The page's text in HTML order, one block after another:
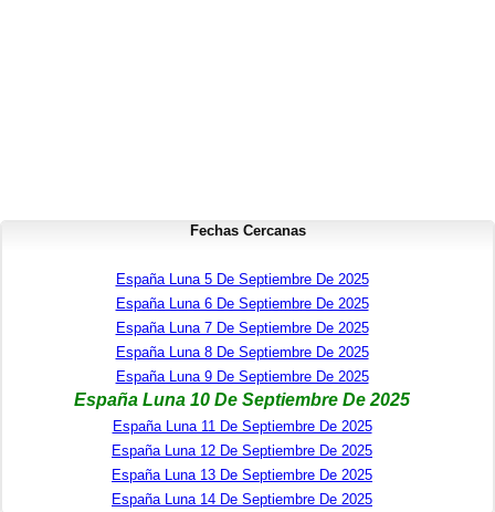
Fechas Cercanas
España Luna 5 De Septiembre De 2025
España Luna 6 De Septiembre De 2025
España Luna 7 De Septiembre De 2025
España Luna 8 De Septiembre De 2025
España Luna 9 De Septiembre De 2025
España Luna 10 De Septiembre De 2025
España Luna 11 De Septiembre De 2025
España Luna 12 De Septiembre De 2025
España Luna 13 De Septiembre De 2025
España Luna 14 De Septiembre De 2025